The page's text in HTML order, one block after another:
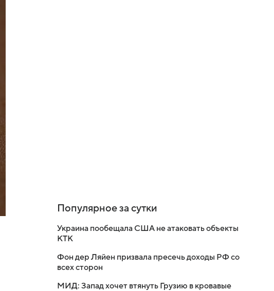
Популярное за сутки
Украина пообещала США не атаковать объекты
КТК
Фон дер Ляйен призвала пресечь доходы РФ со
всех сторон
МИД: Запад хочет втянуть Грузию в кровавые